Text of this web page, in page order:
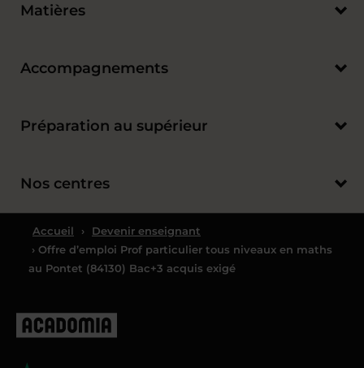
Matières
Accompagnements
Préparation au supérieur
Nos centres
Accueil ›
Devenir enseignant
› Offre d’emploi Prof particulier tous niveaux en maths
au Pontet (84130) Bac+3 acquis exigé